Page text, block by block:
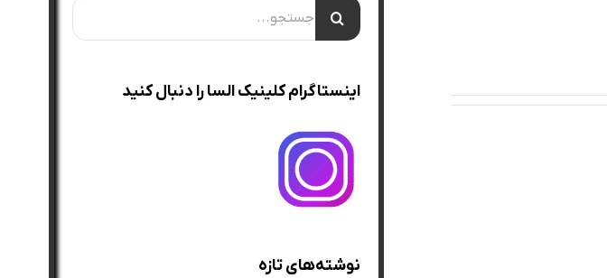
جستجو
برای:
اینستاگرام کلینیک السا را دنبال کنید
نوشته‌های تازه